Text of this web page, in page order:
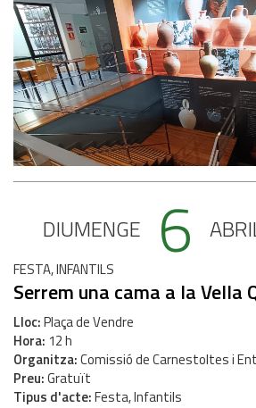
DIUMENGE 6
FESTA, INFANTILS
Serrem una cama a la Vella
Lloc Plaça de Vendre
Hora 12 h
Organitza Comissió de Carnestoltes i
Preu Gratuït
Tipus d'acte Festa, Infantils